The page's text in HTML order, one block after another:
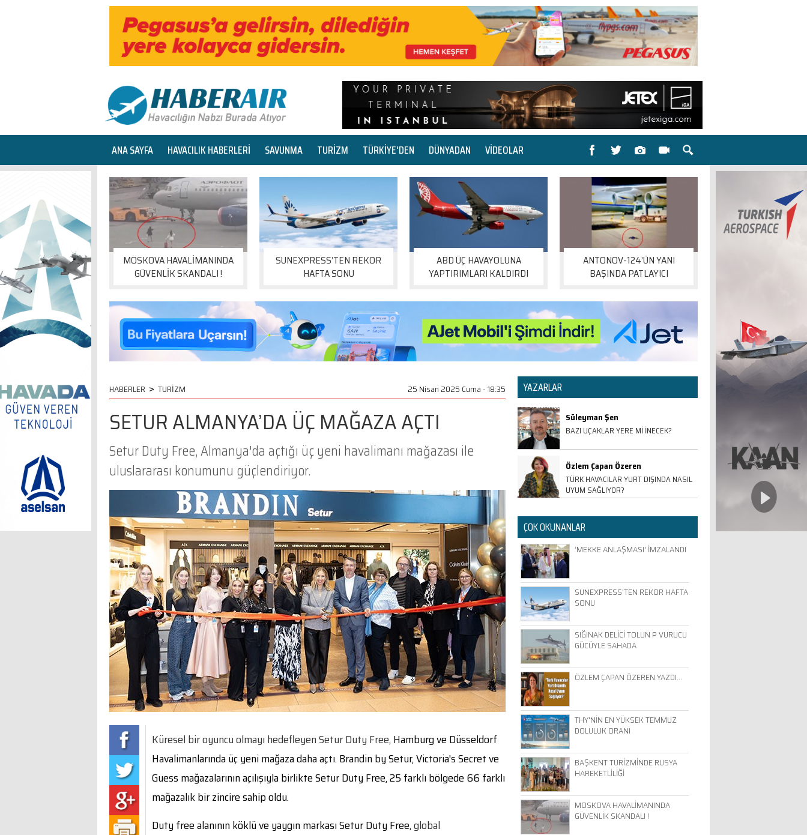
ANA SAYFA HAVACILIK HABERLERİ SAVUNMA TURİZM TÜRKİYE'DEN DÜNYADAN VİDEOLAR
MOSKOVA HAVALİMANINDA
GÜVENLİK SKANDALI !
SUNEXPRESS’TEN REKOR
HAFTA SONU
ABD ÜÇ HAVAYOLUNA
YAPTIRIMLARI KALDIRDI
ANTONOV-124’ÜN YANI
BAŞINDA PATLAYICI
HABERLER > TURİZM 25 Nisan 2025 Cuma - 18:35
SETUR ALMANYA’DA ÜÇ MAĞAZA AÇTI
Setur Duty Free, Almanya'da açtığı üç yeni havalimanı mağazası ile
uluslararası konumunu güçlendiriyor.
Küresel bir oyuncu olmayı hedefleyen Setur Duty Free, Hamburg ve Düsseldorf
Havalimanlarında üç yeni mağaza daha açtı. Brandin by Setur, Victoria's Secret ve
Guess mağazalarının açılışıyla birlikte Setur Duty Free, 25 farklı bölgede 66 farklı
mağazalık bir zincire sahip oldu.
Duty free alanının köklü ve yaygın markası Setur Duty Free,global
YAZARLAR
Süleyman Şen
BAZI UÇAKLAR YERE Mİ İNECEK?
Özlem Çapan Özeren
TÜRK HAVACILAR YURT DIŞINDA NASIL
UYUM SAĞLIYOR?
ÇOK OKUNANLAR
‘MEKKE ANLAŞMASI' İMZALANDI
SUNEXPRESS'TEN REKOR HAFTA
SONU
SIĞINAK DELİCİ TOLUN P VURUCU
GÜCÜYLE SAHADA
ÖZLEM ÇAPAN ÖZEREN YAZDI…
THY'NİN EN YÜKSEK TEMMUZ
DOLULUK ORANI
BAŞKENT TURİZMİNDE RUSYA
HAREKETLİLİĞİ
MOSKOVA HAVALİMANINDA
GÜVENLİK SKANDALI !